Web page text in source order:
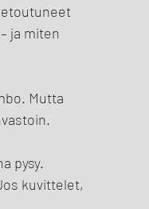
ja miten
Mutta
pysy.
kuvittelet,